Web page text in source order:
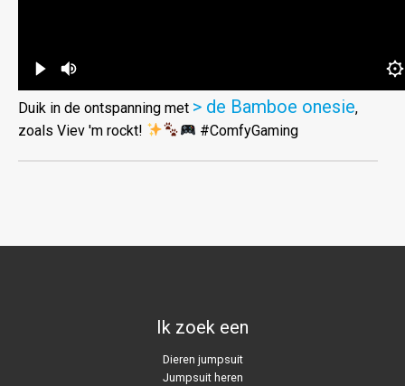
Duik in de ontspanning met > de Bamboe onesie,
zoals Viev 'm rockt!
#ComfyGaming
Ik zoek een
Dieren jumpsuit
Jumpsuit heren